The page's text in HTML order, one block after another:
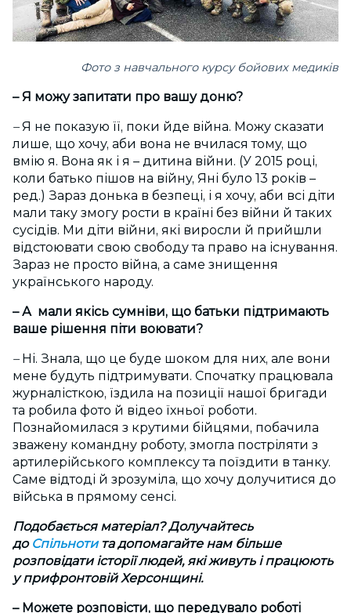
Фото з навчального курсу бойових медиків
– Я можу запитати про вашу доню?
–Я не показую її, поки йде війна. Можу сказати
лише, що хочу, аби вона не вчилася тому, що
вмію я. Вона як і я – дитина війни. (У 2015 році,
коли батько пішов на війну, Яні було 13 років –
ред.) Зараз донька в безпеці, і я хочу, аби всі діти
мали таку змогу рости в країні без війни й таких
сусідів. Ми діти війни, які виросли й прийшли
відстоювати свою свободу та право на існування.
Зараз не просто війна, а саме знищення
українського народу.
– А мали якісь сумніви, що батьки підтримають
ваше рішення піти воювати?
– Ні. Знала, що це буде шоком для них, але вони
мене будуть підтримувати. Спочатку працювала
журналісткою, їздила на позиції нашої бригади
та робила фото й відео їхньої роботи.
Познайомилася з крутими бійцями, побачила
зважену командну роботу, змогла постріляти з
артилерійського комплексу та поїздити в танку.
Саме відтоді й зрозуміла, що хочу долучитися до
війська в прямому сенсі.
Подобається матеріал? Долучайтесь
до Спільнотита допомагайте нам більше
розповідати історії людей, які живуть і працюють
у прифронтовій Херсонщині.
– Можете розповісти, що передувало роботі